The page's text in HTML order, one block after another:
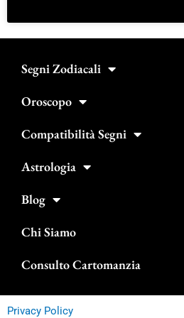
Segni Zodiacali
Oroscopo
Compatibilità Segni
Astrologia
Blog
Chi Siamo
Consulto Cartomanzia
Privacy Policy